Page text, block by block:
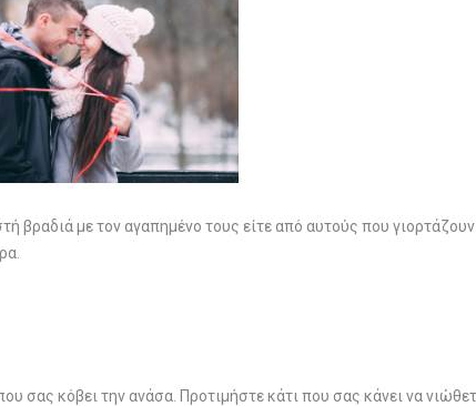
βραδιά με τον αγαπημένο τους είτε από αυτούς που
σας κόβει την ανάσα. Προτιμήστε κάτι που σας κάνει να